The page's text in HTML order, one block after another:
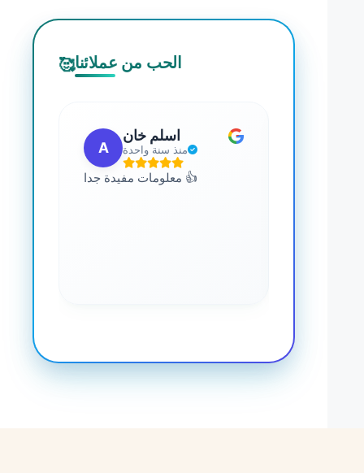
🥰الحب من عملائنا
A
اسلم خان
منذ سنة واحدة
معلومات مفيدة جدا 👍